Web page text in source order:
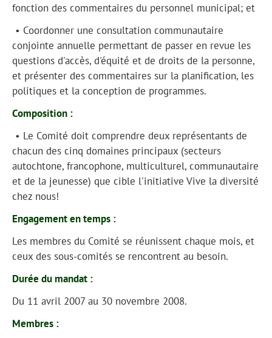
fonction des commentaires du personnel municipal; et
• Coordonner une consultation communautaire
conjointe annuelle permettant de passer en revue les
questions d'accès, d'équité et de droits de la personne,
et présenter des commentaires sur la planification, les
politiques et la conception de programmes.
Composition :
• Le Comité doit comprendre deux représentants de
chacun des cinq domaines principaux (secteurs
autochtone, francophone, multiculturel, communautaire
et de la jeunesse) que cible l'initiative Vive la diversité
chez nous!
Engagement en temps :
Les membres du Comité se réunissent chaque mois, et
ceux des sous-comités se rencontrent au besoin.
Durée du mandat :
Du 11 avril 2007 au 30 novembre 2008.
Membres :